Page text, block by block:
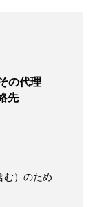
の代理
先
む）のため